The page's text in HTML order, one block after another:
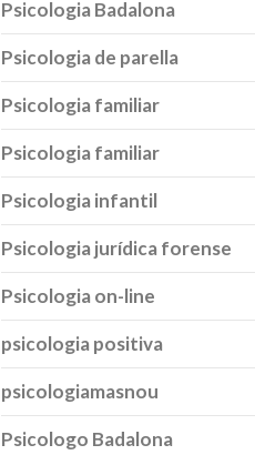
Psicologia Badalona
Psicologia de parella
Psicologia familiar
Psicologia familiar
Psicologia infantil
Psicologia jurídica forense
Psicologia on-line
psicologia positiva
psicologiamasnou
Psicologo Badalona